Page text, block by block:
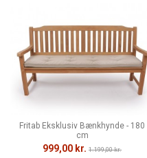
Fritab Eksklusiv Bænkhynde - 180
cm
999,00 kr. 1.199,00 kr.